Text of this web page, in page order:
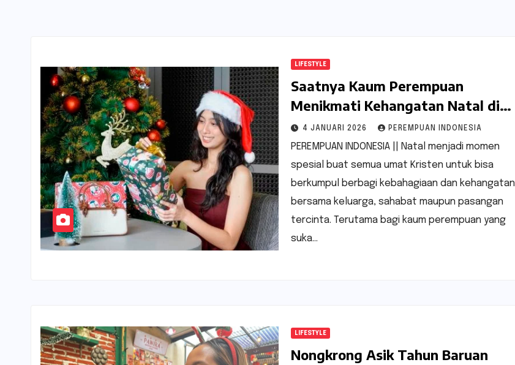
LIFESTYLE
Saatnya Kaum Perempuan
Menikmati Kehangatan Natal di
Whiz Luxe Hotel
4 JANUARI 2026 PEREMPUAN INDONESIA
PEREMPUAN INDONESIA || Natal menjadi momen
spesial buat semua umat Kristen untuk bisa
berkumpul berbagi kebahagiaan dan kehangatan
bersama keluarga, sahabat maupun pasangan
tercinta. Terutama bagi kaum perempuan yang
suka…
LIFESTYLE
Nongkrong Asik Tahun Baruan